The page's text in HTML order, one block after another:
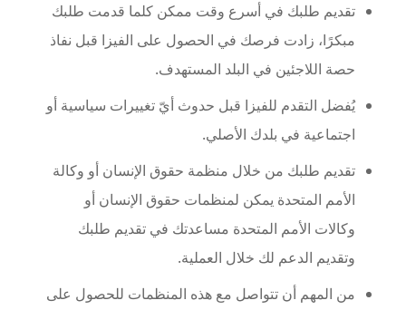
تقديم طلبك في أسرع وقت ممكن كلما قدمت طلبك
مبكرًا، زادت فرصك في الحصول على الفيزا قبل نفاذ
حصة اللاجئين في البلد المستهدف.
يُفضل التقدم للفيزا قبل حدوث أيّ تغييرات سياسية أو
اجتماعية في بلدك الأصلي.
تقديم طلبك من خلال منظمة حقوق الإنسان أو وكالة
الأمم المتحدة يمكن لمنظمات حقوق الإنسان أو
وكالات الأمم المتحدة مساعدتك في تقديم طلبك
وتقديم الدعم لك خلال العملية.
من المهم أن تتواصل مع هذه المنظمات للحصول على